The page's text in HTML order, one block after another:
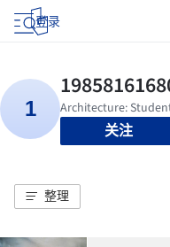
登录
关注
整理